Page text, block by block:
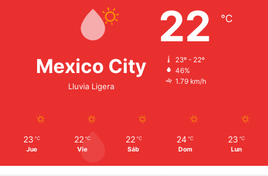
Mexico City
Lluvia Ligera
22 ℃
23º - 22º
46%
1.79 km/h
23 ℃
Jue
22 ℃
Vie
22 ℃
Sáb
24 ℃
Dom
23 ℃
Lun